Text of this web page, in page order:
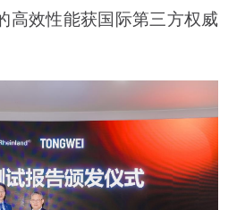
高效性能获国际第三方权威